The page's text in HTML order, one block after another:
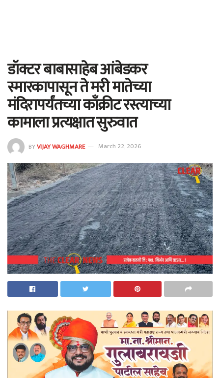
डॉक्टर बाबासाहेब आंबेडकर
स्मारकापासून ते मरी मातेच्या
मंदिरापर्यंतच्या काँक्रीट रस्त्याच्या
कामाला प्रत्यक्षात सुरुवात
BYVIJAY WAGHMARE March 22, 2026